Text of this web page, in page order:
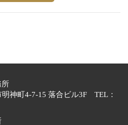
所
神町4-7-15 落合ビル3F TEL：